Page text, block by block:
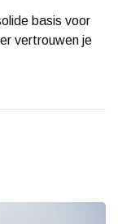
basis voor
vertrouwen je